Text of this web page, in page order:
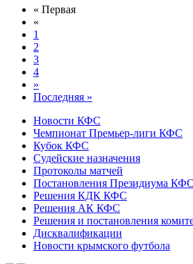
« Первая
«
1
2
3
4
»
Последняя »
Новости КФС
Чемпионат Премьер-лиги КФС
Кубок КФС
Судейские назначения
Протоколы матчей
Постановления Президиума КФС
Решения КДК КФС
Решения АК КФС
Решения и постановления
Дисквалификации
Новости крымского футбола